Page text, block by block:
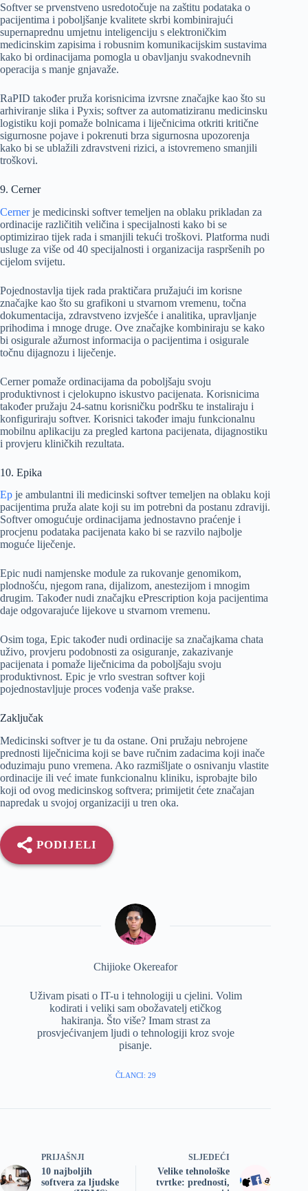
Softver se prvenstveno usredotočuje na zaštitu podataka o
pacijentima i poboljšanje kvalitete skrbi kombinirajući
supernaprednu umjetnu inteligenciju s elektroničkim
medicinskim zapisima i robusnim komunikacijskim sustavima
kako bi ordinacijama pomogla u obavljanju svakodnevnih
operacija s manje gnjavaže.
RaPID također pruža korisnicima izvrsne značajke kao što su
arhiviranje slika i Pyxis; softver za automatiziranu medicinsku
logistiku koji pomaže bolnicama i liječnicima otkriti kritične
sigurnosne pojave i pokrenuti brza sigurnosna upozorenja
kako bi se ublažili zdravstveni rizici, a istovremeno smanjili
troškovi.
9. Cerner
Cernerje medicinski softver temeljen na oblaku prikladan za
ordinacije različitih veličina i specijalnosti kako bi se
optimizirao tijek rada i smanjili tekući troškovi. Platforma nudi
usluge za više od 40 specijalnosti i organizacija raspršenih po
cijelom svijetu.
Pojednostavlja tijek rada praktičara pružajući im korisne
značajke kao što su grafikoni u stvarnom vremenu, točna
dokumentacija, zdravstveno izvješće i analitika, upravljanje
prihodima i mnoge druge. Ove značajke kombiniraju se kako
bi osigurale ažurnost informacija o pacijentima i osigurale
točnu dijagnozu i liječenje.
Cerner pomaže ordinacijama da poboljšaju svoju
produktivnost i cjelokupno iskustvo pacijenata. Korisnicima
također pružaju 24-satnu korisničku podršku te instaliraju i
konfiguriraju softver. Korisnici također imaju funkcionalnu
mobilnu aplikaciju za pregled kartona pacijenata, dijagnostiku
i provjeru kliničkih rezultata.
10. Epika
Ep je ambulantni ili medicinski softver temeljen na oblaku koji
pacijentima pruža alate koji su im potrebni da postanu zdraviji.
Softver omogućuje ordinacijama jednostavno praćenje i
procjenu podataka pacijenata kako bi se razvilo najbolje
moguće liječenje.
Epic nudi namjenske module za rukovanje genomikom,
plodnošću, njegom rana, dijalizom, anestezijom i mnogim
drugim. Također nudi značajku ePrescription koja pacijentima
daje odgovarajuće lijekove u stvarnom vremenu.
Osim toga, Epic također nudi ordinacije sa značajkama chata
uživo, provjeru podobnosti za osiguranje, zakazivanje
pacijenata i pomaže liječnicima da poboljšaju svoju
produktivnost. Epic je vrlo svestran softver koji
pojednostavljuje proces vođenja vaše prakse.
Zaključak
Medicinski softver je tu da ostane. Oni pružaju nebrojene
prednosti liječnicima koji se bave ručnim zadacima koji inače
oduzimaju puno vremena. Ako razmišljate o osnivanju vlastite
ordinacije ili već imate funkcionalnu kliniku, isprobajte bilo
koji od ovog medicinskog softvera; primijetit ćete značajan
napredak u svojoj organizaciji u tren oka.
PODIJELI
Chijioke Okereafor
Uživam pisati o IT-u i tehnologiji u cjelini. Volim
kodirati i veliki sam obožavatelj etičkog
hakiranja. Što više? Imam strast za
prosvjećivanjem ljudi o tehnologiji kroz svoje
pisanje.
ČLANCI: 29
PRIJAŠNJI
10 najboljih
softvera za ljudske
SLJEDEĆI
Velike tehnološke
tvrtke: prednosti,